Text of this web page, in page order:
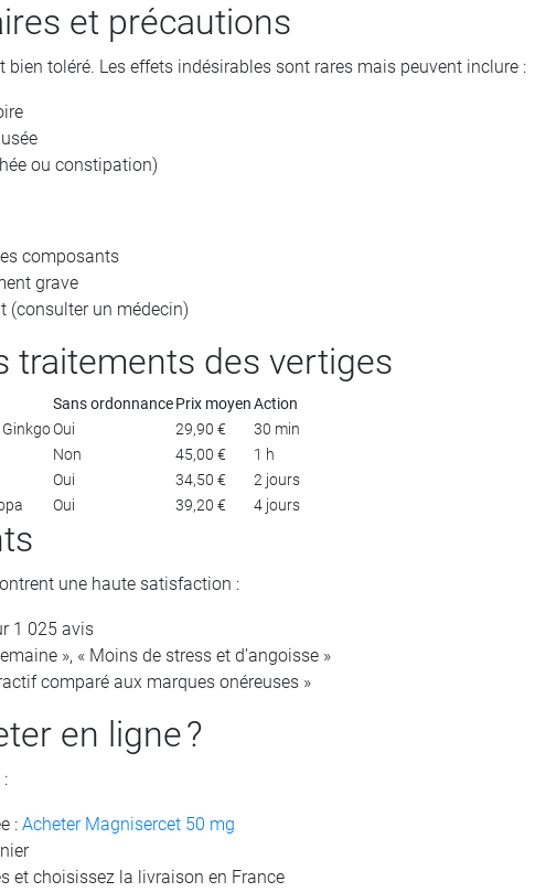
et précautions
bien toléré. Les effets indésirables sont rares mais peuvent inclure :
ou constipation)
composants
grave
(consulter un médecin)
traitements des vertiges
Sans ordonnancePrix moyenAction
Oui 29,90 €
30 min
Non 45,00 €
1 h
Oui 34,50 €
2 jours
Oui 39,20 € 4 jours
une haute satisfaction :
1 025 avis
», « Moins de stress et d’angoisse »
comparé aux marques onéreuses »
en ligne ?
: Acheter Magnisercet 50 mg
et choisissez la livraison en France